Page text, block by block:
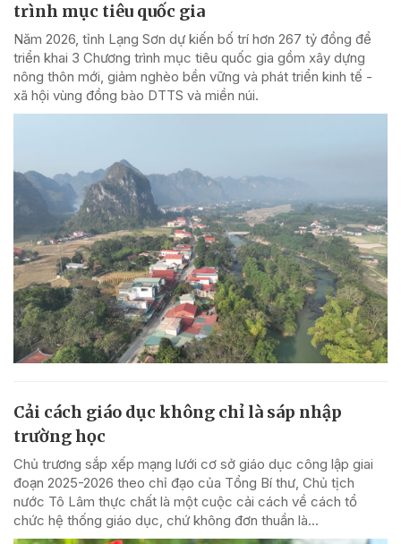
trình mục tiêu quốc gia
Năm 2026, tỉnh Lạng Sơn dự kiến bố trí hơn 267 tỷ đồng để
triển khai 3 Chương trình mục tiêu quốc gia gồm xây dựng
nông thôn mới, giảm nghèo bền vững và phát triển kinh tế -
xã hội vùng đồng bào DTTS và miền núi.
Cải cách giáo dục không chỉ là sáp nhập
trường học
Chủ trương sắp xếp mạng lưới cơ sở giáo dục công lập giai
đoạn 2025-2026 theo chỉ đạo của Tổng Bí thư, Chủ tịch
nước Tô Lâm thực chất là một cuộc cải cách về cách tổ
chức hệ thống giáo dục, chứ không đơn thuần là...